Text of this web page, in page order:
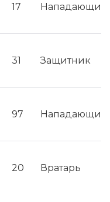
17 Нападающий
31 Защитник
97 Нападающий
20 Вратарь